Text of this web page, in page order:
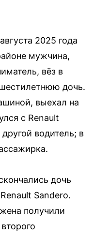
2025 года
мужчина,
вёз в
дочь.
выехал на
с Renault
водитель; в
дочь
Sandero.
получили